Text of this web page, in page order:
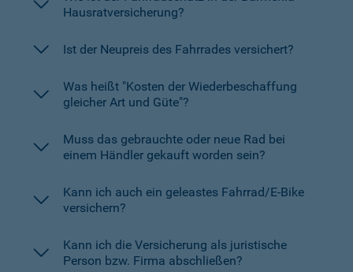
Hausratversicherung?
Ist der Neupreis des Fahrrades versichert?
Was heißt "Kosten der Wiederbeschaffung
gleicher Art und Güte"?
Muss das gebrauchte oder neue Rad bei
einem Händler gekauft worden sein?
Kann ich auch ein geleastes Fahrrad/E-Bike
versichern?
Kann ich die Versicherung als juristische
Person bzw. Firma abschließen?